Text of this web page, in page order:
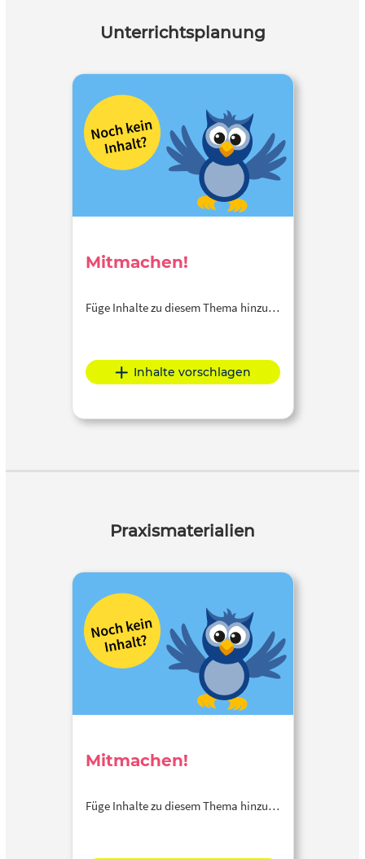
Unterrichtsplanung
Mitmachen!
Füge Inhalte zu diesem Thema hinzu…
Inhalte vorschlagen
Praxismaterialien
Mitmachen!
Füge Inhalte zu diesem Thema hinzu…